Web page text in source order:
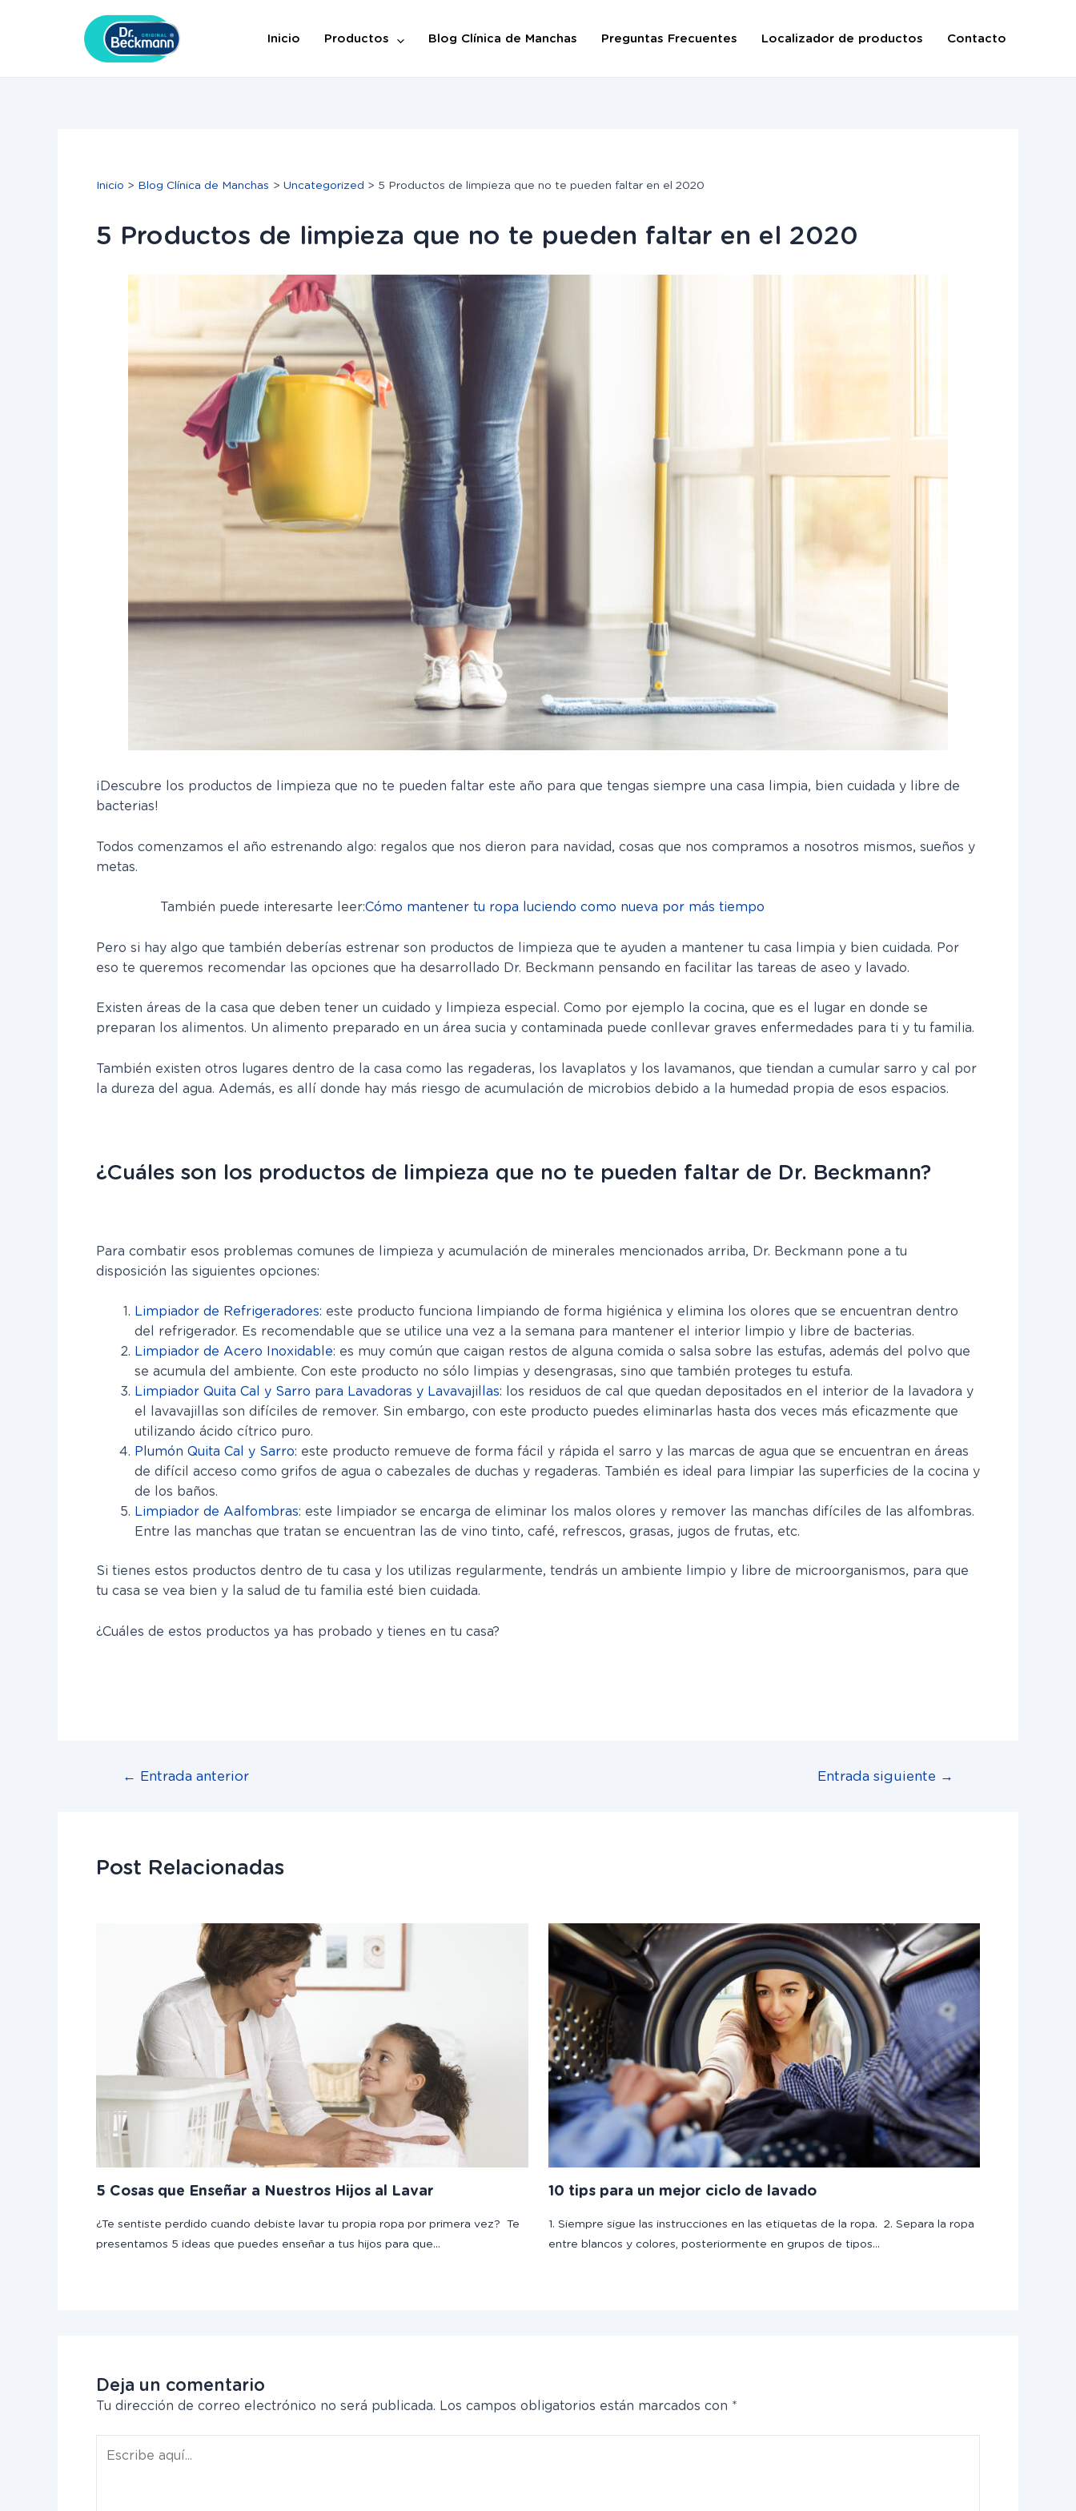
Inicio Productos Blog Clínica de Manchas Preguntas Frecuentes Localizador de productos Contacto
Inicio Blog Clínica de Manchas Uncategorized 5 Productos de limpieza que no te pueden faltar en el 2020
5 Productos de limpieza que no te pueden faltar en el 2020
¡Descubre los productos de limpieza que no te pueden faltar este año para que tengas siempre una casa limpia, bien cuidada y libre de
bacterias!
Todos comenzamos el año estrenando algo: regalos que nos dieron para navidad, cosas que nos compramos a nosotros mismos, sueños y
metas.
También puede interesarte leer:Cómo mantener tu ropa luciendo como nueva por más tiempo
Pero si hay algo que también deberías estrenar son productos de limpieza que te ayuden a mantener tu casa limpia y bien cuidada. Por
eso te queremos recomendar las opciones que ha desarrollado Dr. Beckmann pensando en facilitar las tareas de aseo y lavado.
Existen áreas de la casa que deben tener un cuidado y limpieza especial. Como por ejemplo la cocina, que es el lugar en donde se
preparan los alimentos. Un alimento preparado en un área sucia y contaminada puede conllevar graves enfermedades para ti y tu familia.
También existen otros lugares dentro de la casa como las regaderas, los lavaplatos y los lavamanos, que tiendan a cumular sarro y cal por
la dureza del agua. Además, es allí donde hay más riesgo de acumulación de microbios debido a la humedad propia de esos espacios.
¿Cuáles son los productos de limpieza que no te pueden faltar de Dr. Beckmann?
Para combatir esos problemas comunes de limpieza y acumulación de minerales mencionados arriba, Dr. Beckmann pone a tu
disposición las siguientes opciones:
Limpiador de Refrigeradores: este producto funciona limpiando de forma higiénica y elimina los olores que se encuentran dentro
del refrigerador. Es recomendable que se utilice una vez a la semana para mantener el interior limpio y libre de bacterias.
Limpiador de Acero Inoxidable: es muy común que caigan restos de alguna comida o salsa sobre las estufas, además del polvo que
se acumula del ambiente. Con este producto no sólo limpias y desengrasas, sino que también proteges tu estufa.
Limpiador Quita Cal y Sarro para Lavadoras y Lavavajillas: los residuos de cal que quedan depositados en el interior de la lavadora y
el lavavajillas son difíciles de remover. Sin embargo, con este producto puedes eliminarlas hasta dos veces más eficazmente que
utilizando ácido cítrico puro.
Plumón Quita Cal y Sarro: este producto remueve de forma fácil y rápida el sarro y las marcas de agua que se encuentran en áreas
de difícil acceso como grifos de agua o cabezales de duchas y regaderas. También es ideal para limpiar las superficies de la cocina y
de los baños.
Limpiador de Aalfombras: este limpiador se encarga de eliminar los malos olores y remover las manchas difíciles de las alfombras.
Entre las manchas que tratan se encuentran las de vino tinto, café, refrescos, grasas, jugos de frutas, etc.
Si tienes estos productos dentro de tu casa y los utilizas regularmente, tendrás un ambiente limpio y libre de microorganismos, para que
tu casa se vea bien y la salud de tu familia esté bien cuidada.
¿Cuáles de estos productos ya has probado y tienes en tu casa?
de
entradas
← Entrada anterior Entrada siguiente →
Post Relacionadas
5 Cosas que Enseñar a Nuestros Hijos al Lavar
¿Te sentiste perdido cuando debiste lavar tu propia ropa por primera vez? Te
presentamos 5 ideas que puedes enseñar a tus hijos para que…
10 tips para un mejor ciclo de lavado
1. Siempre sigue las instrucciones en las etiquetas de la ropa. 2. Separa la ropa
entre blancos y colores, posteriormente en grupos de tipos…
Deja un comentario
Tu dirección de correo electrónico no será publicada. Los campos obligatorios están marcados con *
aquí...